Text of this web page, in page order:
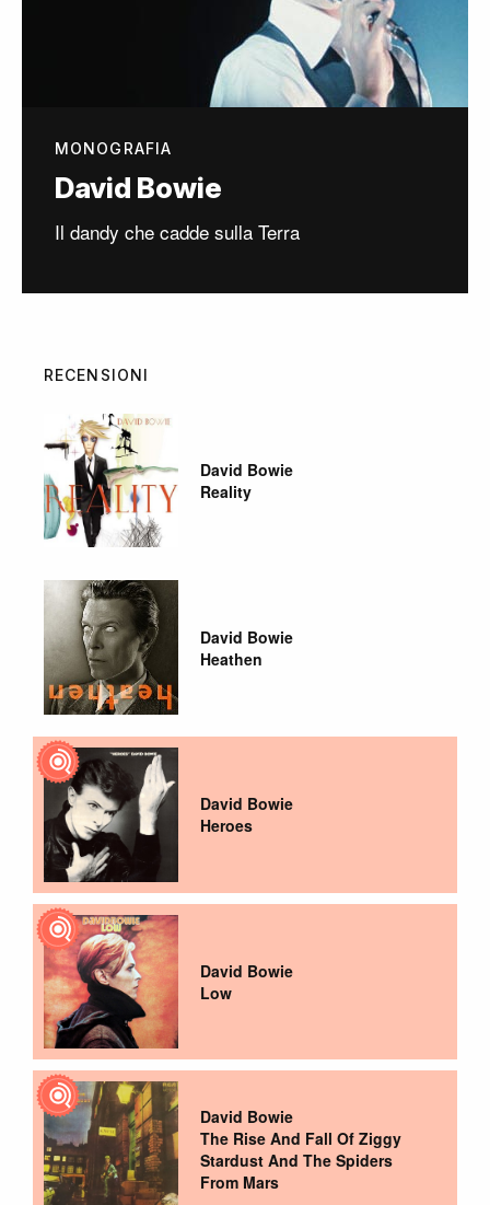
MONOGRAFIA
David Bowie
Il dandy che cadde sulla Terra
RECENSIONI
David Bowie
Reality
David Bowie
Heathen
David Bowie
Heroes
David Bowie
Low
David Bowie
The Rise And Fall Of Ziggy
Stardust And The Spiders
From Mars